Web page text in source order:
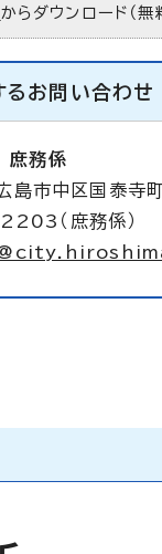
からダウンロード（無
る お問い合わせ
庶務係
市中区国泰寺
（庶務係